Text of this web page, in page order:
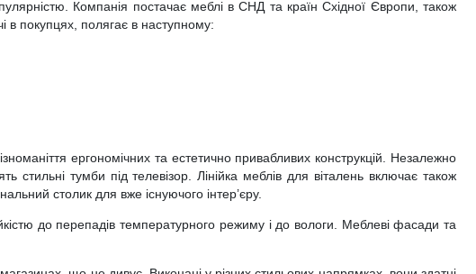
Компанія постачає меблі в СНД та країн Східної Європи, також
в покупцях, полягає в наступному:
ергономічних та естетично привабливих конструкцій. Незалежно
стильні тумби під телевізор. Лінійка меблів для віталень включає також
столик для вже існуючого інтер’єру.
до перепадів температурного режиму і до вологи. Меблеві фасади та